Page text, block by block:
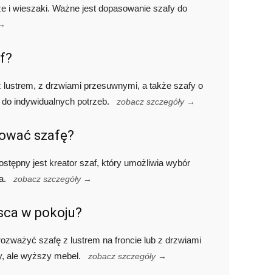
i wieszaki. Ważne jest dopasowanie szafy do
z drzwiami przesuwnymi, a także szafy o
indywidualnych potrzeb.
zobacz szczegóły →
szafę?
jest kreator szaf, który umożliwia wybór
zobacz szczegóły →
w pokoju?
szafę z lustrem na froncie lub z drzwiami
ale wyższy mebel.
zobacz szczegóły →